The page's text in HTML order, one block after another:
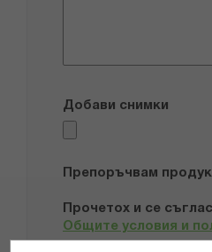
Добави снимки
Препоръчвам
Прочетох и се
Общите условия и
поверителност